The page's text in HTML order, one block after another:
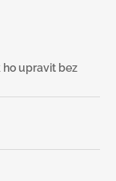
ho upravit bez